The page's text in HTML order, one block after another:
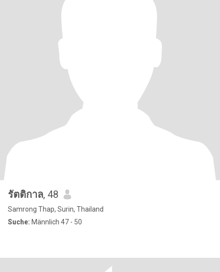
รัตติกาล, 48
Samrong Thap, Surin, Thailand
Suche: Männlich 47 - 50